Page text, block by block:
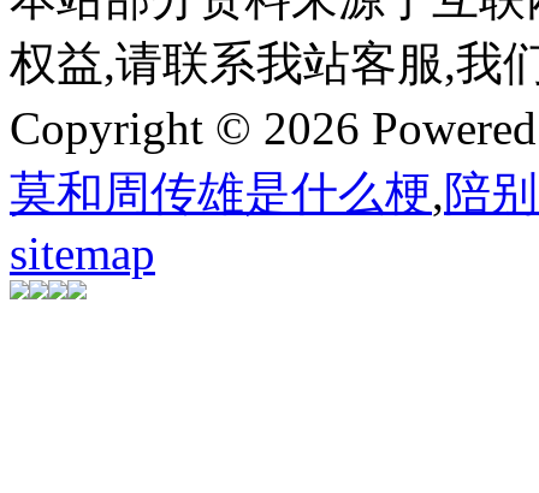
权益,请联系我站客服,我
Copyright © 2026
莫和周传雄是什么梗,陪
sitemap